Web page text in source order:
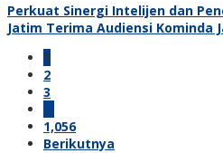
Perkuat Sinergi Intelijen dan
Jatim Terima Audiensi Kominda
1
2
3
…
1,056
Berikutnya